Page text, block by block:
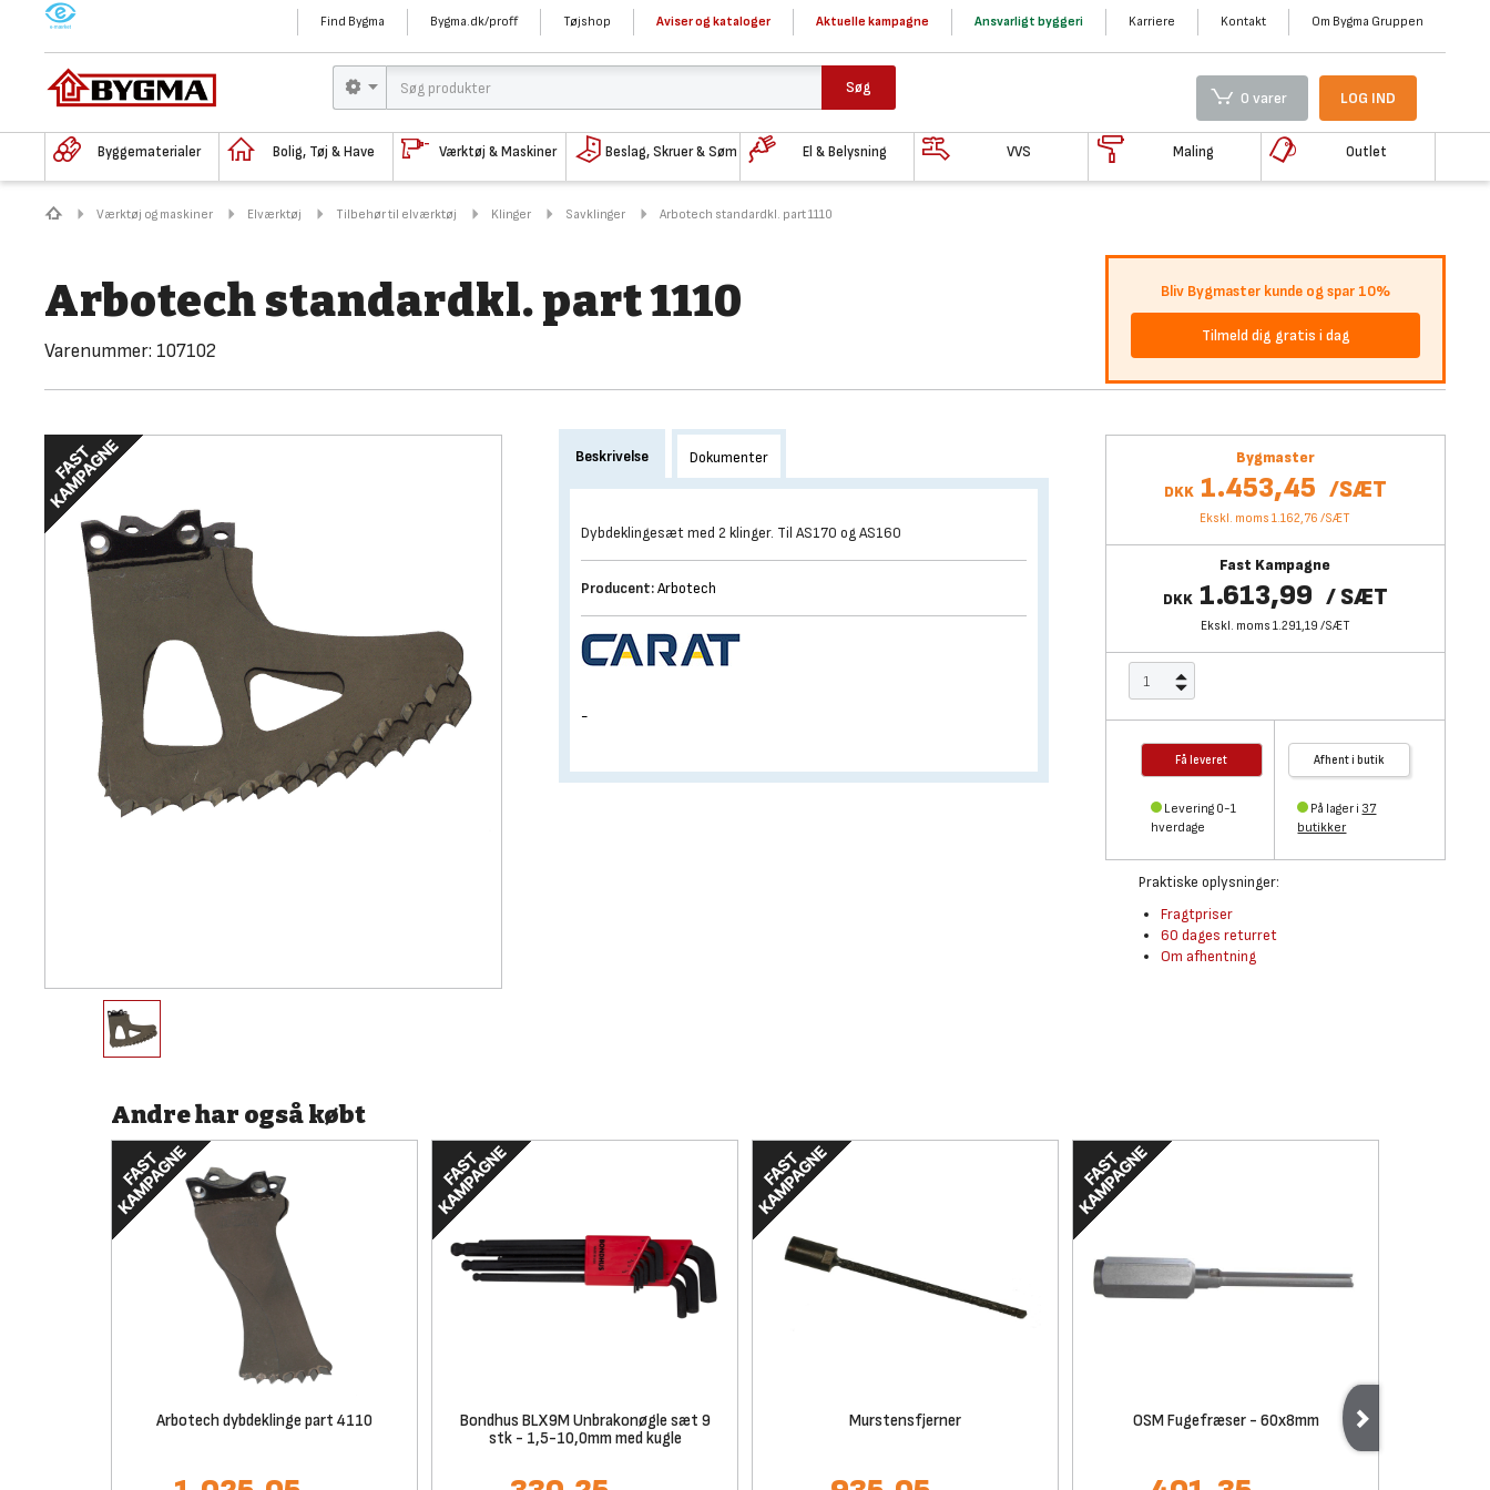
M Find Bygma Bygma.dk/proff Tøjshop Aviser og kataloger Aktuelle kampagne Ansvarligt byggeri Karriere Kontakt Om Bygma Gruppen
Søg
0 varer LOG IND
Byggematerialer Bolig, Tøj & Have Værktøj & Maskiner Beslag, Skruer & Søm El & Belysning VVS Maling Outlet
Værktøj og maskiner Elværktøj Tilbehør til elværktøj Klinger Savklinger Arbotech standardkl. part 1110
Arbotech standardkl. part 1110
Varenummer: 107102
Bliv Bygmaster kunde og spar 10%
Tilmeld dig gratis i dag
Bygmaster
DKK 1.453,45 /SÆT
Ekskl. moms 1.162,76 /SÆT
Fast Kampagne
DKK 1.613,99 /SÆT
Ekskl. moms 1.291,19 /SÆT
Få leveret
Levering 0-1
hverdage
Afhent i butik
På lager i 37
butikker
Praktiske oplysninger:
Fragtpriser
60 dages returret
Om afhentning
Beskrivelse Dokumenter
Dybdeklingesæt med 2 klinger. Til AS170 og AS160
Producent:Arbotech
-
Andre har også købt
Arbotech dybdeklinge part 4110
Bondhus BLX9M Unbrakonøgle sæt 9
stk - 1,5-10,0mm med kugle
Murstensfjerner OSM Fugefræser - 60x8mm